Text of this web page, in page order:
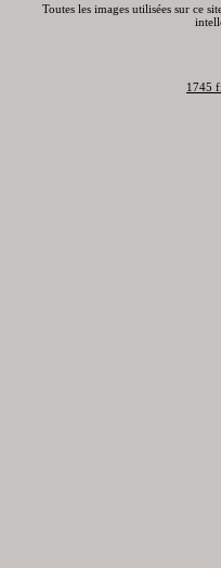
Toutes les images utilisées sur ce
1745